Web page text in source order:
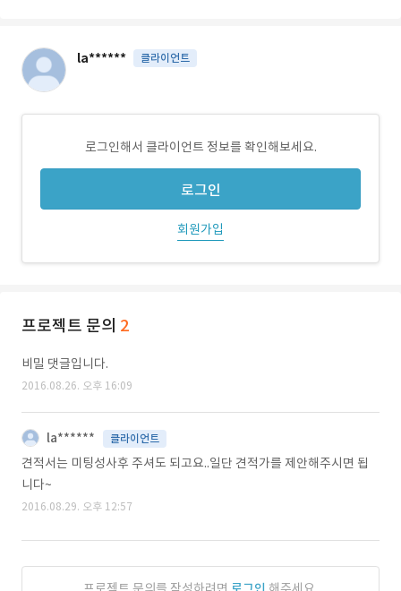
la****** 클라이언트
로그인해서 클라이언트 정보를 확인해보세요.
로그인
회원가입
프로젝트 문의 2
비밀 댓글입니다.
2016.08.26. 오후 16:09
la****** 클라이언트
견적서는 미팅성사후 주셔도 되고요..일단 견적가를 제안해주시면 됩
니다~
2016.08.29. 오후 12:57